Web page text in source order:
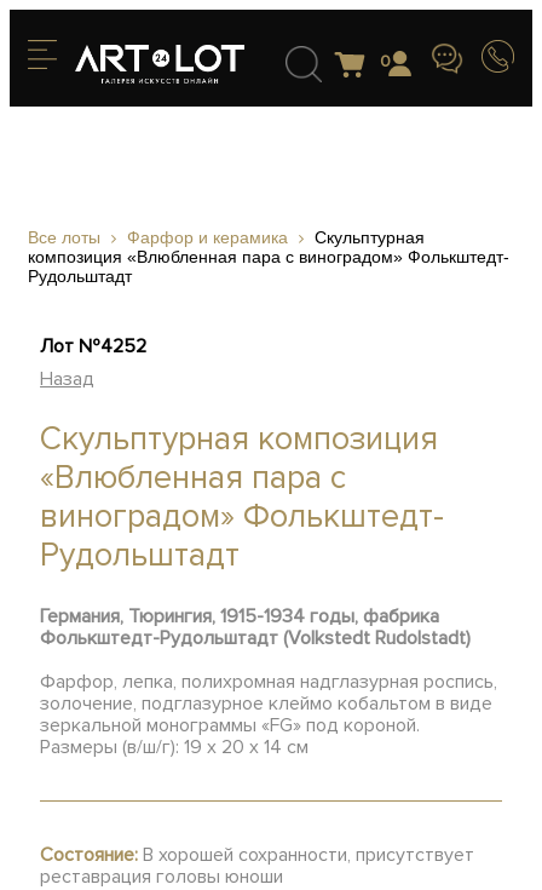
0
Все лоты Фарфор и керамика
Скульптурная
композиция «Влюбленная пара с виноградом» Фолькштедт-
Рудольштадт
Лот №4252
Назад
Скульптурная композиция
«Влюбленная пара с
виноградом» Фолькштедт-
Рудольштадт
Германия, Тюрингия, 1915-1934 годы, фабрика
Фолькштедт-Рудольштадт (Volkstedt Rudolstadt)
Фарфор, лепка, полихромная надглазурная роспись,
золочение, подглазурное клеймо кобальтом в виде
зеркальной монограммы «FG» под короной.
Размеры (в/ш/г): 19 х 20 х 14 см
Состояние: В хорошей сохранности, присутствует
реставрация головы юноши